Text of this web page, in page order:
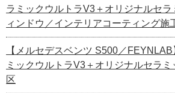
ラミックウルトラV3＋オリジナルセ
ィンドウ／インテリアコーティング施
【メルセデスベンツ S500／
ミックウルトラV3＋オリジナルセラ
区